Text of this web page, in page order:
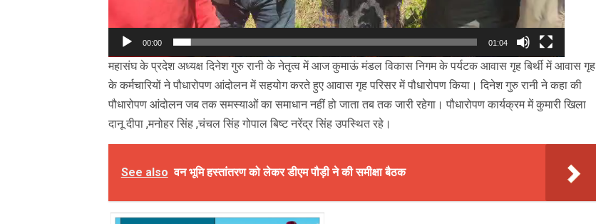
00:00 01:04
महासंघ के प्रदेश अध्यक्ष दिनेश गुरु रानी के नेतृत्व में आज कुमाऊं मंडल विकास निगम के पर्यटक आवास गृह बिर्थी में आवास गृह
के कर्मचारियों ने पौधारोपण आंदोलन में सहयोग करते हुए आवास गृह परिसर में पौधारोपण किया। दिनेश गुरु रानी ने कहा की
पौधारोपण आंदोलन जब तक समस्याओं का समाधान नहीं हो जाता तब तक जारी रहेगा। पौधारोपण कार्यक्रम में कुमारी खिला
दानू दीपा ,मनोहर सिंह ,चंचल सिंह गोपाल बिष्ट नरेंद्र सिंह उपस्थित रहे।
See also वन भूमि हस्तांतरण को लेकर डीएम पौड़ी ने की समीक्षा बैठक